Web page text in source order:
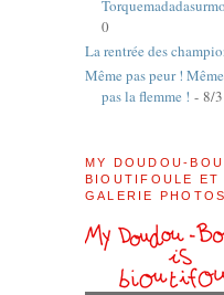
0
La rentrée des
Même pas peur !
pas la flemme ! - 8/
MY DOUDOU-
BIOUTIFOULE ET
GALERIE PHOTOS